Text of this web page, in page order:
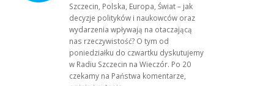
Szczecin, Polska, Europa, Świat – jak
decyzje polityków i naukowców oraz
wydarzenia wpływają na otaczającą
nas rzeczywistość? O tym od
poniedziałku do czwartku dyskutujemy
w Radiu Szczecin na Wieczór. Po 20
czekamy na Państwa komentarze,